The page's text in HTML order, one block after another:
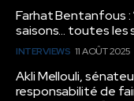
Farhat Bentanfous :
saisons… toutes les
INTERVIEWS 11 AOÛT 2025
Akli Mellouli,
responsabilité de